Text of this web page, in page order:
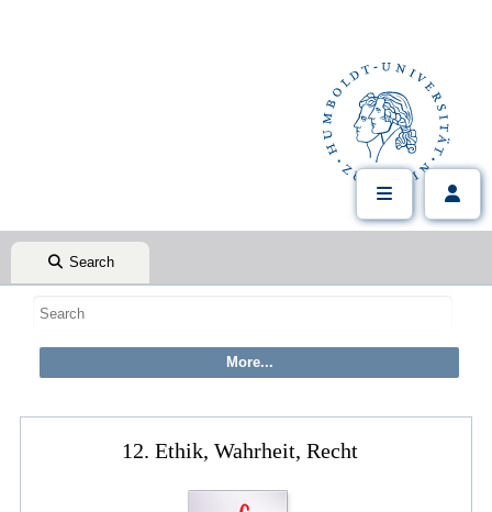
Search
12. Ethik, Wahrheit, Recht